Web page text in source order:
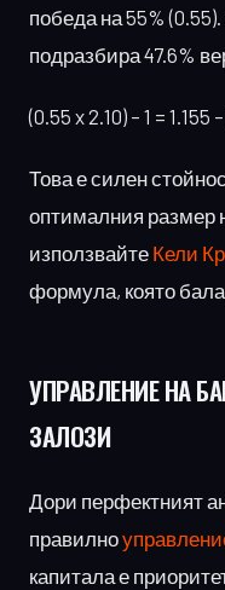
победа на 55%
подразбира 47.6%
(0.55 x 2.10) – 1 = 1.155 –
Това е силен
оптималния размер
използвайте Кели
формула, която
УПРАВЛЕНИЕ НА
ЗАЛОЗИ
Дори перфектният
правилно
капитала е